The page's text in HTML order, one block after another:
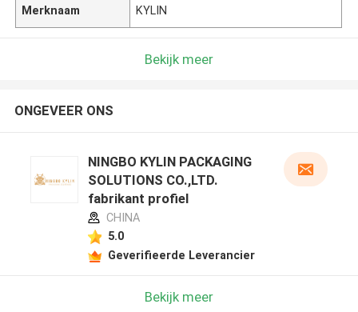
Merknaam KYLIN
Bekijk meer
ONGEVEER ONS
NINGBO KYLIN PACKAGING
SOLUTIONS CO.,LTD.
fabrikant profiel
CHINA
5.0
Geverifieerde Leverancier
Bekijk meer